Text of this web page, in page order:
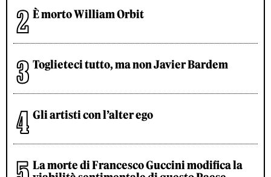
È morto William Orbit
Toglieteci tutto, ma non Javier Bardem
Gli artisti con l’alter ego
La morte di Francesco Guccini modifica la